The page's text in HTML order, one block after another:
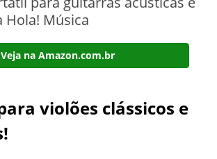
Hola! Música
Veja na Amazon.com.br
violões clássicos e